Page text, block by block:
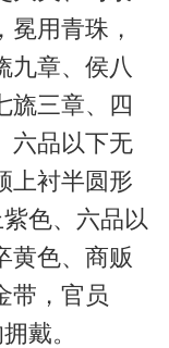
用青珠，
九章、侯八
旒三章、四
六品以下无
上衬半圆形
色、六品以
黄色、商贩
带，官员
戴。